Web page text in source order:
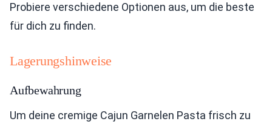
Probiere verschiedene Optionen aus, um die beste
für dich zu finden.
Lagerungshinweise
Aufbewahrung
Um deine cremige Cajun Garnelen Pasta frisch zu